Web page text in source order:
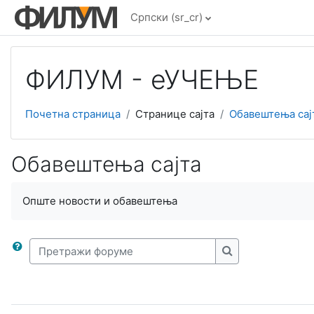
Иди на главни садржај
Српски ‎(sr_cr)‎
ФИЛУМ - еУЧЕЊЕ
Почетна страница Странице сајта Обавештења
Обавештења сајта
Опште новости и обавештења
Претражи форуме
Претражи форуме